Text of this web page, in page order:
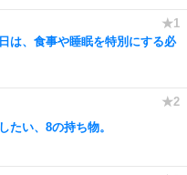
は、食事や睡眠を特別にする必
たい、8の持ち物。